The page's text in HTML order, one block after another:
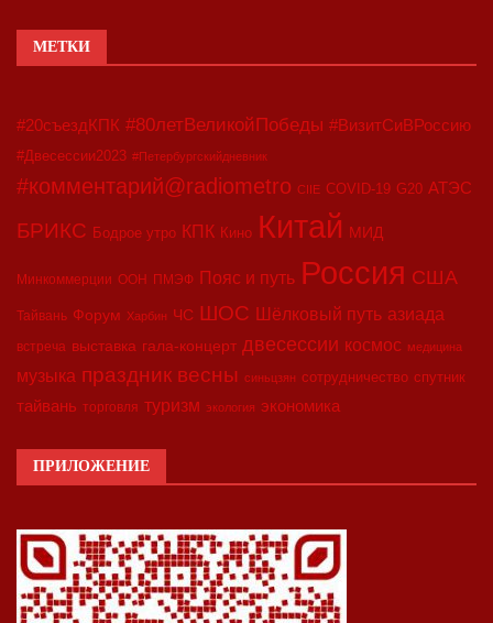
МЕТКИ
#20съездКПК #80летВеликойПобеды #ВизитСиВРоссию
#Двесессии2023 #Петербургскийдневник
#комментарий@radiometro CIIE COVID-19 G20 АТЭС
БРИКС Бодрое утро КПК Кино Китай МИД
Минкоммерции ООН ПМЭФ Пояс и путь Россия США
Тайвань Форум Харбин ЧС ШОС Шёлковый путь азиада
встреча выставка гала-концерт двесессии космос медицина
музыка праздник весны синьцзян сотрудничество спутник
тайвань торговля туризм экология экономика
ПРИЛОЖЕНИЕ